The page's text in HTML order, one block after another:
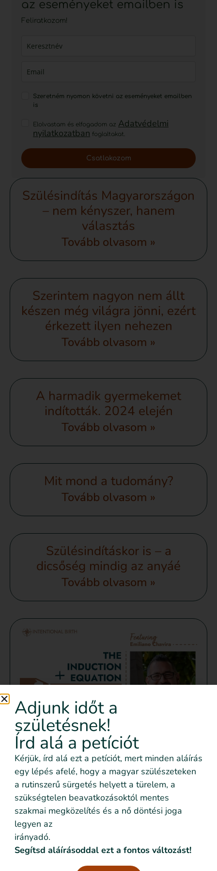
az eseményeket emailben is
Feliratkozom!
Szeretném nyomon követni az eseményeket emailben
is
Elolvastam és elfogadom az Adatvédelmi
nyilatkozatban foglaltakat.
Csatlakozom
Szülésindítás Magyarországon
– nem kényszer, hanem
választás
Tovább olvasom »
Szerintem nagyon nem állt
készen még világra jönni, ezért
érkezett ilyen nehezen
Tovább olvasom »
A harmadik gyermekemet
indították. 2024 elején
Tovább olvasom »
Mit mond a tudomány?
Tovább olvasom »
Szülésindításkor is – a
dicsőség mindig az anyáé
Tovább olvasom »
Emilio Chavira: Szülésindítás –
mikor indokolt valójában egy
orvos szerint?
Tovább olvasom »
Kapcsolódó anyagok
Adjunk időt a
születésnek!
Írd alá a petíciót
Kérjük, írd alá ezt a petíciót, mert minden aláírás
egy lépés afelé, hogy a magyar szülészeteken
a rutinszerű sürgetés helyett a türelem, a
szükségtelen beavatkozásoktól mentes
szakmai megközelítés és a nő döntési joga
legyen az
irányadó.
Segítsd aláírásoddal ezt a fontos változást!